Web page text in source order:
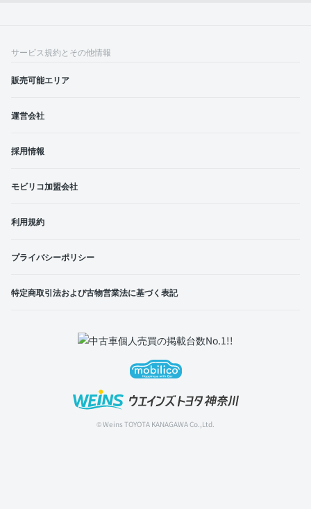
サービス規約とその他情報
販売可能エリア
運営会社
採用情報
モビリコ加盟会社
利用規約
プライバシーポリシー
特定商取引法および古物営業法に基づく表記
© Weins TOYOTA KANAGAWA Co.,Ltd.